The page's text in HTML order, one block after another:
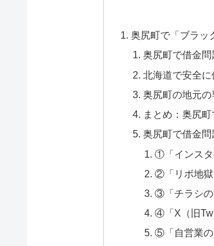
奥尻町で「ブラッ
奥尻町で借金問
北海道で安全
奥尻町の地元
まとめ：奥尻
奥尻町で借金
①「インスタ
②「リボ地獄
③「チラシの
④「X（旧
⑤「自営業の